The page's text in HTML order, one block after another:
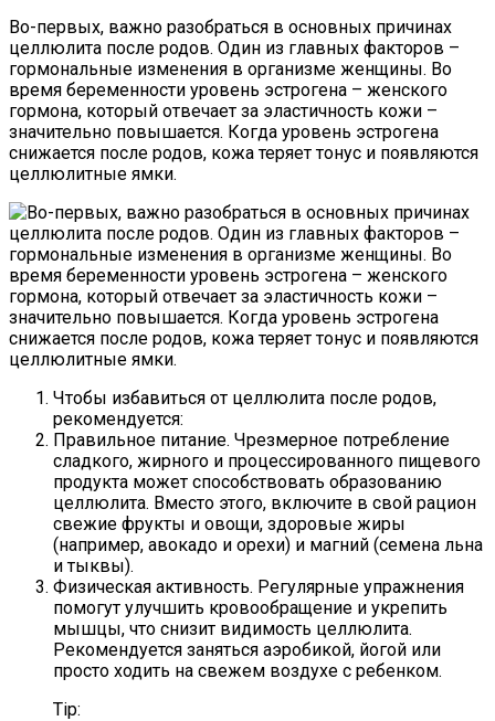
Во-первых, важно разобраться в основных причинах
целлюлита после родов. Один из главных факторов –
гормональные изменения в организме женщины. Во
время беременности уровень эстрогена – женского
гормона, который отвечает за эластичность кожи –
значительно повышается. Когда уровень эстрогена
снижается после родов, кожа теряет тонус и появляются
целлюлитные ямки.
Чтобы избавиться от целлюлита после родов,
рекомендуется:
Правильное питание. Чрезмерное потребление
сладкого, жирного и процессированного пищевого
продукта может способствовать образованию
целлюлита. Вместо этого, включите в свой рацион
свежие фрукты и овощи, здоровые жиры
(например, авокадо и орехи) и магний (семена льна
и тыквы).
Физическая активность. Регулярные упражнения
помогут улучшить кровообращение и укрепить
мышцы, что снизит видимость целлюлита.
Рекомендуется заняться аэробикой, йогой или
просто ходить на свежем воздухе с ребенком.
Tip: